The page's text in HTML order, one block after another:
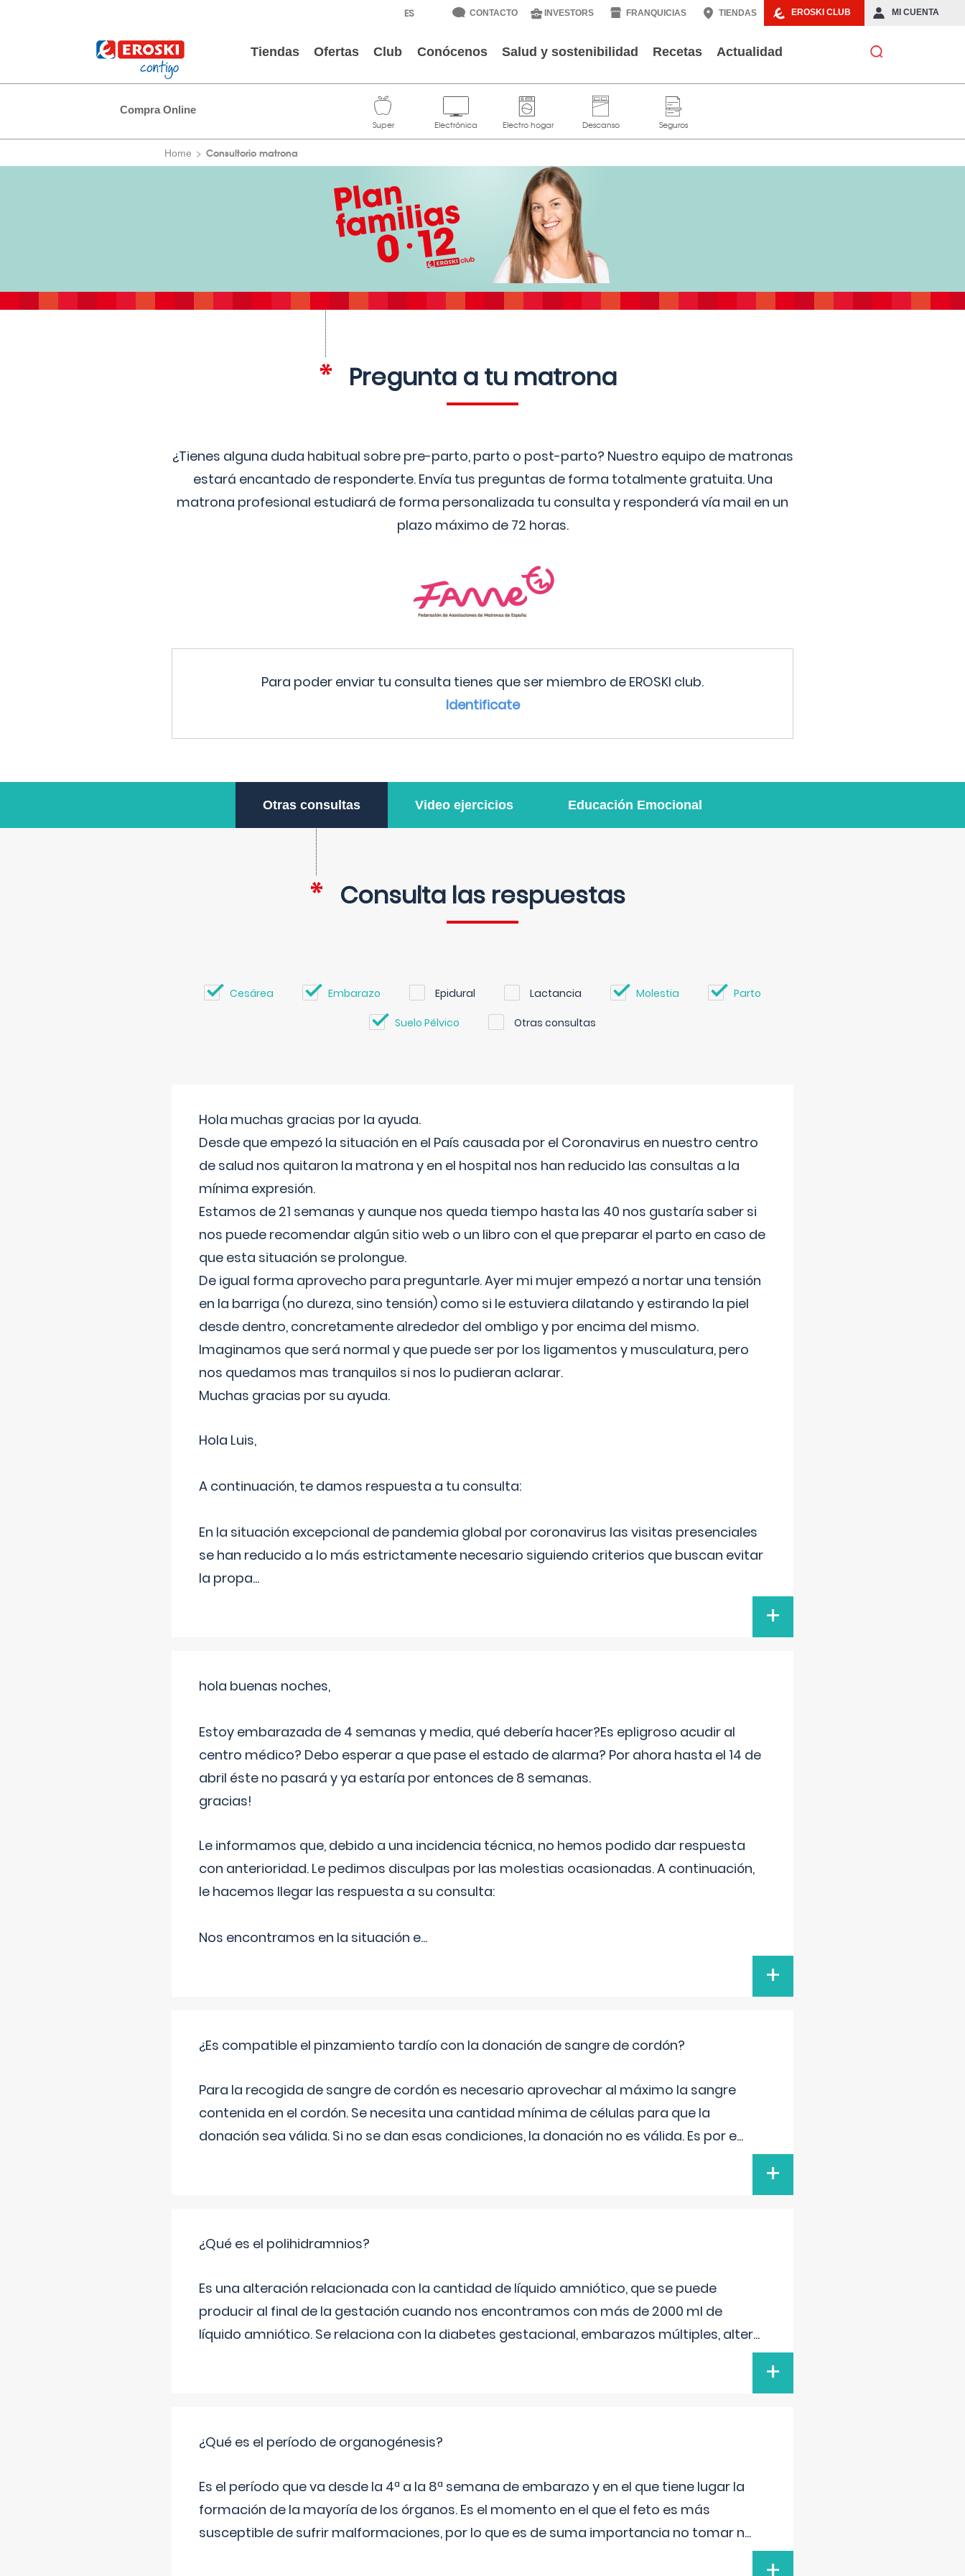
EROSKI CLUB MI CUENTA
CONTACTO INVESTORS FRANQUICIAS TIENDAS
Tiendas Ofertas Club Conócenos Salud y sostenibilidad Recetas Actualidad
Compra Online
Home Consultorio matrona
Pregunta a tu matrona
¿Tienes alguna duda habitual sobre pre-parto, parto o post-parto? Nuestro equipo de matronas
estará encantado de responderte. Envía tus preguntas de forma totalmente gratuita. Una
matrona profesional estudiará de forma personalizada tu consulta y responderá vía mail en un
plazo máximo de 72 horas.
Para poder enviar tu consulta tienes que ser miembro de EROSKI club.
Identificate
Otras consultas Video ejercicios Educación Emocional
Consulta las respuestas
Cesárea Embarazo Epidural Lactancia Molestia Parto
Suelo Pélvico Otras consultas
Hola muchas gracias por la ayuda.
Desde que empezó la situación en el País causada por el Coronavirus en nuestro centro
de salud nos quitaron la matrona y en el hospital nos han reducido las consultas a la
mínima expresión.
Estamos de 21 semanas y aunque nos queda tiempo hasta las 40 nos gustaría saber si
nos puede recomendar algún sitio web o un libro con el que preparar el parto en caso de
que esta situación se prolongue.
De igual forma aprovecho para preguntarle. Ayer mi mujer empezó a nortar una tensión
en la barriga (no dureza, sino tensión) como si le estuviera dilatando y estirando la piel
desde dentro, concretamente alrededor del ombligo y por encima del mismo.
Imaginamos que será normal y que puede ser por los ligamentos y musculatura, pero
nos quedamos mas tranquilos si nos lo pudieran aclarar.
Muchas gracias por su ayuda.
Hola Luis,
A continuación, te damos respuesta a tu consulta:
En la situación excepcional de pandemia global por coronavirus las visitas presenciales
se han reducido a lo más estrictamente necesario siguiendo criterios que buscan evitar
la propa...
+
hola buenas noches,
Estoy embarazada de 4 semanas y media, qué debería hacer?Es epligroso acudir al
centro médico? Debo esperar a que pase el estado de alarma? Por ahora hasta el 14 de
abril éste no pasará y ya estaría por entonces de 8 semanas.
gracias!
Le informamos que, debido a una incidencia técnica, no hemos podido dar respuesta
con anterioridad. Le pedimos disculpas por las molestias ocasionadas. A continuación,
le hacemos llegar las respuesta a su consulta:
Nos encontramos en la situación e...
+
¿Es compatible el pinzamiento tardío con la donación de sangre de cordón?
Para la recogida de sangre de cordón es necesario aprovechar al máximo la sangre
contenida en el cordón. Se necesita una cantidad mínima de células para que la
donación sea válida. Si no se dan esas condiciones, la donación no es válida. Es por e...
+
¿Qué es el polihidramnios?
Es una alteración relacionada con la cantidad de líquido amniótico, que se puede
producir al final de la gestación cuando nos encontramos con más de 2000 ml de
líquido amniótico. Se relaciona con la diabetes gestacional, embarazos múltiples, alter...
+
¿Qué es el período de organogénesis?
Es el período que va desde la 4ª a la 8ª semana de embarazo y en el que tiene lugar la
formación de la mayoría de los órganos. Es el momento en el que el feto es más
susceptible de sufrir malformaciones, por lo que es de suma importancia no tomar n...